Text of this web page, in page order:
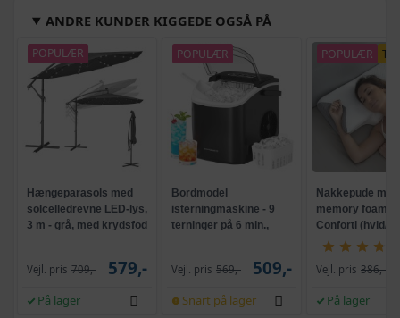
ANDRE KUNDER KIGGEDE OGSÅ PÅ
POPULÆR
Hængeparasols med
solcelledrevne LED-lys,
3 m - grå, med krydsfod
Vejl. pris 709,- 579,-
På lager
POPULÆR
Bordmodel
isterningmaskine - 9
terninger på 6 min.,
Vejl. pris 569,- 509,-
Snart på lager
POPULÆR
Nakkepude med
memory foam -
Conforti (hvid/
Vejl. pris 386,-
På lager